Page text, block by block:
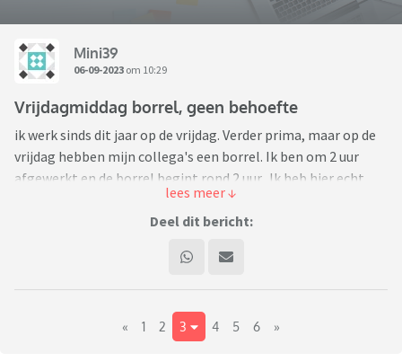
Mini39
06-09-2023 om 10:29
Vrijdagmiddag borrel, geen behoefte
ik werk sinds dit jaar op de vrijdag. Verder prima, maar op de
vrijdag hebben mijn collega's een borrel. Ik ben om 2 uur
afgewerkt en de borrel begint rond 2 uur. Ik heb hier echt
geen zin in, maar voel me zo verplicht. Nu kun je mooi iedere
week mee borrelen zeiden ze. Collega's zijn hier enorm
drinken. Op zich vind ik het 1 op 1 of met een klein groepje
ook best gezellig, maar niet met een grote groep. Ik ben wat
onzeker/verlegen. Maar ik wil ook gewoon weekend, want
werk al 4 dagen en heb ook een gezin thuis. Het lastigste is
Deel dit bericht:
« 1 2 3 4 5 6 »